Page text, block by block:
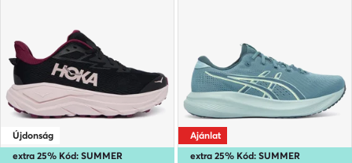
extra 25% Kód: SUMMER
Újdonság
extra 25% Kód: SUMMER
Ajánlat